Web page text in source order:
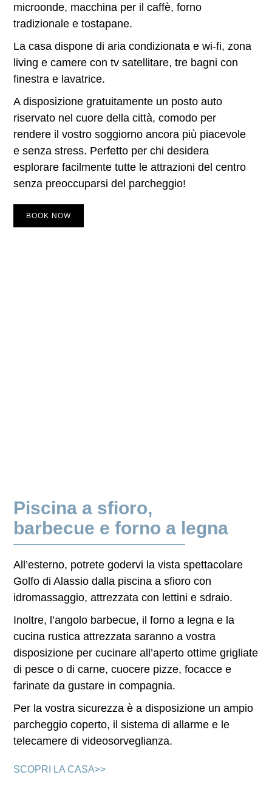
microonde, macchina per il caffè, forno
tradizionale e tostapane.
La casa dispone diaria condizionata ewi-fi, zona
living e camere contv satellitare, tre bagni con
finestra e lavatrice.
A disposizionegratuitamente un posto auto
riservato nel cuore della città, comodo per
rendere il vostro soggiorno ancora più piacevole
e senza stress. Perfetto per chi desidera
esplorare facilmente tutte le attrazioni del centro
senza preoccuparsi del parcheggio!
BOOK NOW
Piscina a sfioro,
barbecue e forno a legna
All’esterno, potrete godervi la vista spettacolare
Golfo di Alassio dalla piscina a sfioro con
idromassaggio, attrezzata con lettini e sdraio.
Inoltre, l’angolo barbecue, ilforno a legna e la
cucina rustica attrezzata saranno a vostra
disposizione per cucinare all’aperto ottime grigliate
di pesce o di carne, cuocere pizze, focacce e
farinate da gustare in compagnia.
Per la vostra sicurezza è a disposizione unampio
parcheggio coperto, il sistema diallarme e le
telecamere divideosorveglianza.
SCOPRI LA CASA>>